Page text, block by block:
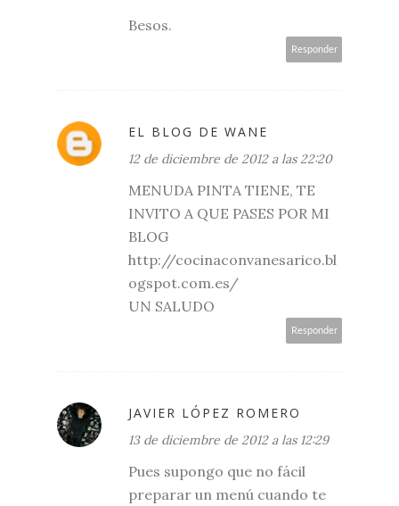
Besos.
Responder
EL BLOG DE WANE
12 de diciembre de 2012 a las 22:20
MENUDA PINTA TIENE, TE
INVITO A QUE PASES POR MI
BLOG
http://cocinaconvanesarico.bl
ogspot.com.es/
UN SALUDO
Responder
JAVIER LÓPEZ ROMERO
13 de diciembre de 2012 a las 12:29
Pues supongo que no fácil
preparar un menú cuando te